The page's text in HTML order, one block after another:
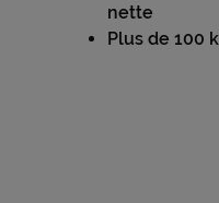
nette
Plus de 100